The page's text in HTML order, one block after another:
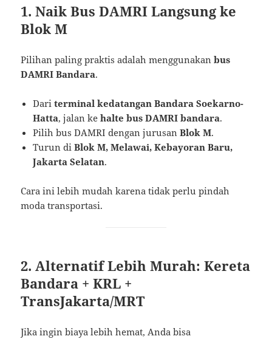
1. Naik Bus DAMRI Langsung ke
Blok M
Pilihan paling praktis adalah menggunakanbus
DAMRI Bandara.
Dariterminal kedatangan Bandara Soekarno-
Hatta, jalan kehalte bus DAMRI bandara.
Pilih bus DAMRI dengan jurusanBlok M.
Turun diBlok M, Melawai, Kebayoran Baru,
Jakarta Selatan.
Cara ini lebih mudah karena tidak perlu pindah
moda transportasi.
2. Alternatif Lebih Murah: Kereta
Bandara + KRL +
TransJakarta/MRT
Jika ingin biaya lebih hemat, Anda bisa